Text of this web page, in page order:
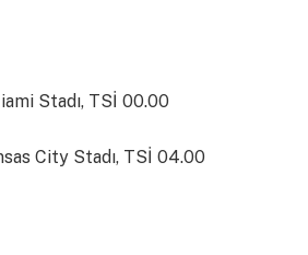
Stadı, TSİ 00.00
City Stadı, TSİ 04.00